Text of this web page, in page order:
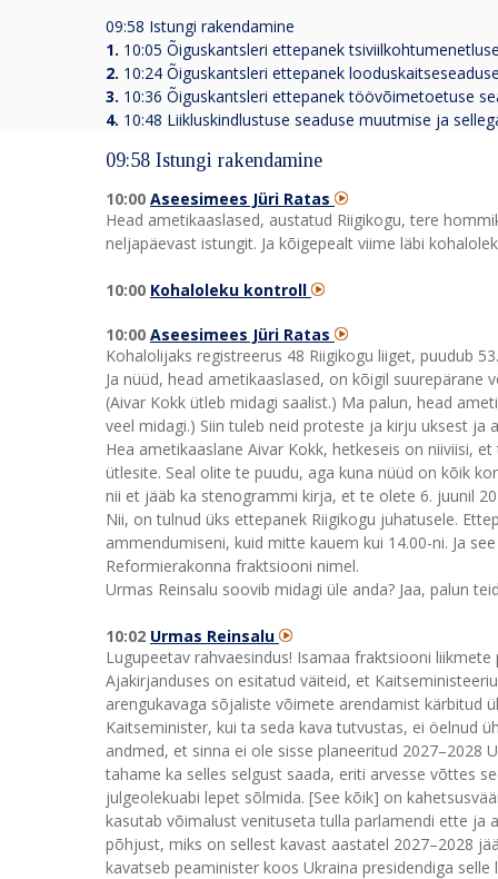
09:58 Istungi rakendamine
1. 10:05 Õiguskantsleri ettepanek
2. 10:24 Õiguskantsleri ettepanek
3. 10:36 Õiguskantsleri ettepanek töövõimetoetuse
4. 10:48 Liikluskindlustuse seaduse muutmise ja
09:58 Istungi rakendamine
10:00 Aseesimees Jüri Ratas
Head ametikaaslased, austatud Riigikogu, tere
neljapäevast istungit. Ja kõigepealt viime läbi
10:00 Kohaloleku kontroll
10:00 Aseesimees Jüri Ratas
Kohalolijaks registreerus 48 Riigikogu liiget, puudub
Ja nüüd, head ametikaaslased, on kõigil
(Aivar Kokk ütleb midagi saalist.) Ma palun, head
veel midagi.) Siin tuleb neid proteste ja kirju uksest ja
Hea ametikaaslane Aivar Kokk, hetkeseis on niiviisi,
ütlesite. Seal olite te puudu, aga kuna nüüd on kõik
nii et jääb ka stenogrammi kirja, et te olete 6. juunil
Nii, on tulnud üks ettepanek Riigikogu juhatusele.
ammendumiseni, kuid mitte kauem kui 14.00-ni. Ja
Reformierakonna fraktsiooni nimel.
Urmas Reinsalu soovib midagi üle anda? Jaa, palun
10:02 Urmas Reinsalu
Lugupeetav rahvaesindus! Isamaa fraktsiooni
Ajakirjanduses on esitatud väiteid, et
arengukavaga sõjaliste võimete arendamist kärbitud
Kaitseminister, kui ta seda kava tutvustas, ei öelnud
andmed, et sinna ei ole sisse planeeritud 2027–2028
tahame ka selles selgust saada, eriti arvesse võttes
julgeolekuabi lepet sõlmida. [See kõik] on
kasutab võimalust venituseta tulla parlamendi ette ja
põhjust, miks on sellest kavast aastatel 2027–2028
kavatseb peaminister koos Ukraina presidendiga selle